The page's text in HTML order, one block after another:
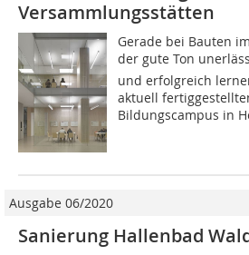
Versammlungsstätten
Gerade bei Bauten
der gute Ton
und erfolgreich
aktuell
Bildungscampus in
Ausgabe 06/2020
Sanierung Hallenbad